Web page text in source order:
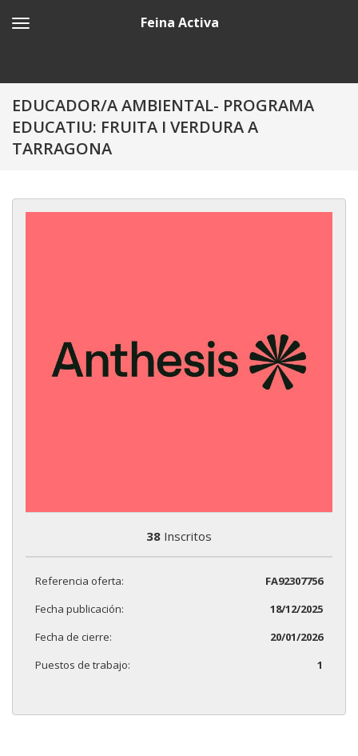
Feina Activa
EDUCADOR/A AMBIENTAL- PROGRAMA
EDUCATIU: FRUITA I VERDURA A
TARRAGONA
38 Inscritos
Referencia oferta:
FA92307756
Fecha publicación:
18/12/2025
Fecha de cierre:
20/01/2026
Puestos de trabajo:
1